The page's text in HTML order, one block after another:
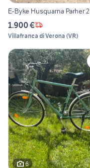
E-Byke Husquarna Parher 2
1.900 €
Villafranca di Verona (VR)
6